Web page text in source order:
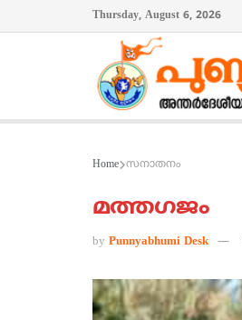
Thursday, August 6, 2026
Home സനാതനം
മത്തഗജം
by Punnyabhumi Desk